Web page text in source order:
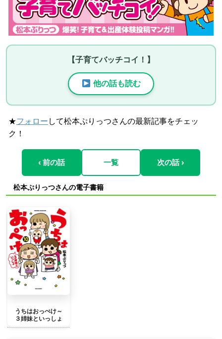
【子育てバッチコイ！】
他の話も読む
★フォロー して松本ぷりっつさんの最新記事をチェッ
ク！
‹ 前の話 一覧 次の話 ›
松本ぷりっつさんの電子書籍
うちはおっぺけ～
３姉妹といっしょ